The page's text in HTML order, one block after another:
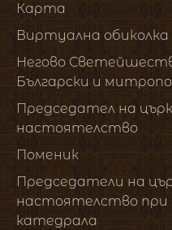
Карта
Виртуална обиколка
Негово
Български и
Председател на
настоятелство
Поменик
Председатели на
настоятелство
катедрала